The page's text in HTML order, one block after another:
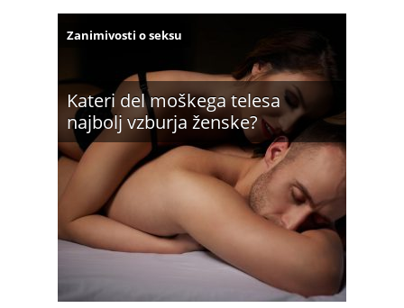
Kateri del moškega telesa
najbolj vzburja ženske?
Zanimivosti o seksu